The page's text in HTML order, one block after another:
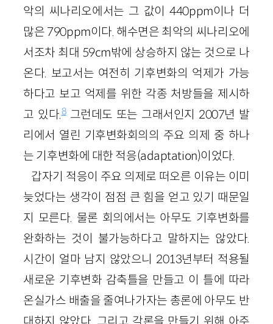
악의 씨나리오에서는 그 값이 440ppm이나 더
많은 790ppm이다. 해수면은 최악의 씨나리오에
서조차 최대 59cm밖에 상승하지 않는 것으로 나
온다. 보고서는 여전히 기후변화의 억제가 가능
하다고 보고 억제를 위한 각종 처방들을 제시하
고 있다.8그런데도 또는 그래서인지 2007년 발
리에서 열린 기후변화회의의 주요 의제 중 하나
는 기후변화에 대한 적응(adaptation)이었다.
갑자기 적응이 주요 의제로 떠오른 이유는 이미
늦었다는 생각이 점점 큰 힘을 얻고 있기 때문일
지 모른다. 물론 회의에서는 아무도 기후변화를
완화하는 것이 불가능하다고 말하지는 않았다.
시간이 얼마 남지 않았으니 2013년부터 적용될
새로운 기후변화 감축틀을 만들고 이 틀에 따라
온실가스 배출을 줄여나가자는 총론에 아무도 반
대하지 않았다. 그리고 각론을 만들기 위해 아주